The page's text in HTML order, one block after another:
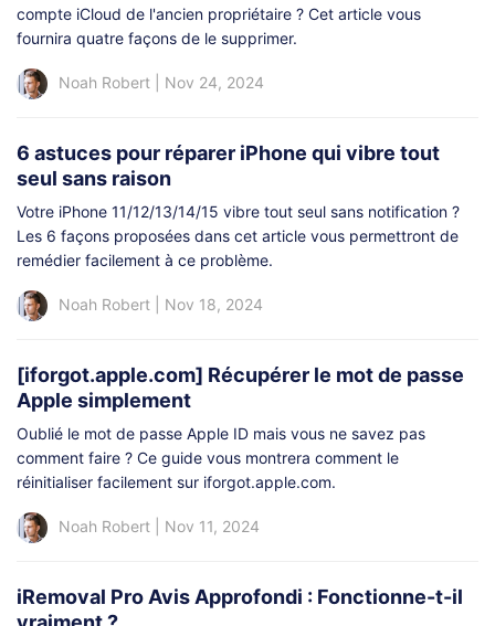
compte iCloud de l'ancien propriétaire ? Cet article vous
fournira quatre façons de le supprimer.
Noah Robert Nov 24, 2024
6 astuces pour réparer iPhone qui vibre tout
seul sans raison
Votre iPhone 11/12/13/14/15 vibre tout seul sans notification ?
Les 6 façons proposées dans cet article vous permettront de
remédier facilement à ce problème.
Noah Robert Nov 18, 2024
[iforgot.apple.com] Récupérer le mot de passe
Apple simplement
Oublié le mot de passe Apple ID mais vous ne savez pas
comment faire ? Ce guide vous montrera comment le
réinitialiser facilement sur iforgot.apple.com.
Noah Robert Nov 11, 2024
iRemoval Pro Avis Approfondi : Fonctionne-t-il